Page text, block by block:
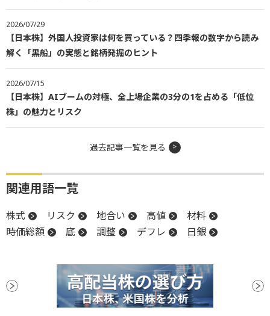
2026/07/29
【日本株】外国人投資家は何を買っている？四季報の数字から読み
解く「黒船」の実態と銘柄発掘のヒント
2026/07/15
【日本株】AIブームの対極、全上場企業の3分の1を占める「低位
株」の魅力とリスク
過去記事一覧を見る
関連用語一覧
株式 リスク 地合い 高値
材料
時価総額
底 調整 デフレ 日銀